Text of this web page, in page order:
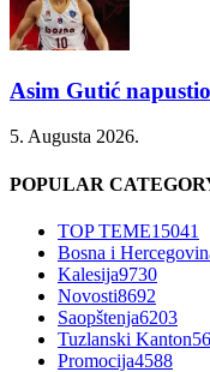
Asim Gutić
5. Augusta 2026.
POPULAR
TOP TEME15041
Bosna i
Kalesija9730
Novosti8692
Saopštenja6203
Tuzlanski Kanton
Promocija4588